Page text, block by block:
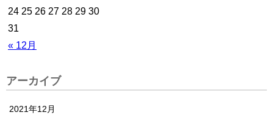
« 12月
24 25 26 27 28 29 30
31
アーカイブ
2021年12月